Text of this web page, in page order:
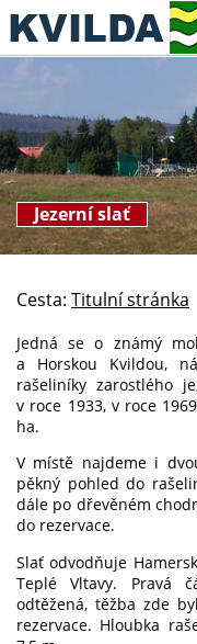
Jezerní slať
Cesta: Titulní stránka
Jedná se o známý
a Horskou Kvildou,
rašeliníky zarostlého
v roce 1933, v roce
ha.
V místě najdeme i
pěkný pohled do
dále po dřevěném
do rezervace.
Slať odvodňuje
Teplé Vltavy. Pravá
odtěžená, těžba zde
rezervace. Hloubka